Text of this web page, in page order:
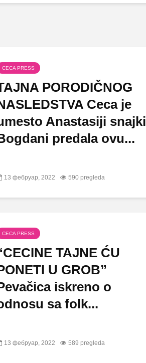
CECA PRESS
PORODIČNOG
Ceca je
Anastasiji snajki
predala ovu...
13 фебруар, 2022 590 pregleda
CECA PRESS
TAJNE ĆU
U GROB”
iskreno o
sa folk...
13 фебруар, 2022 589 pregleda